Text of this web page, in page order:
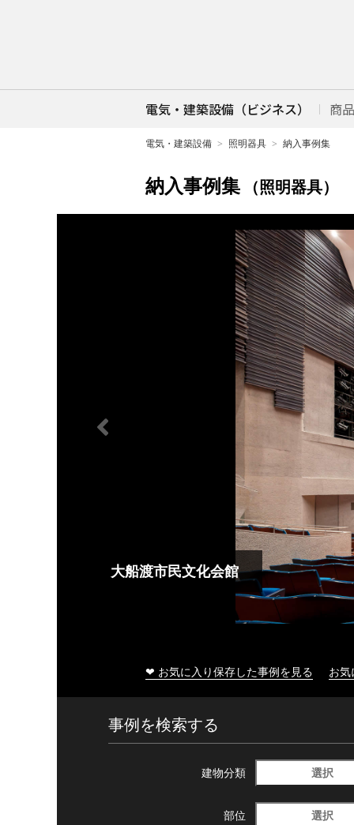
電気・建築設備（ビジネス） 商
電気・建築設備 照明器具 納入事例集
納入事例集 （照明器具）
大船渡市民文化会館
❤ お気に入り保存した事例を見る お
事例を検索する
建物分類 選択
部位 選択